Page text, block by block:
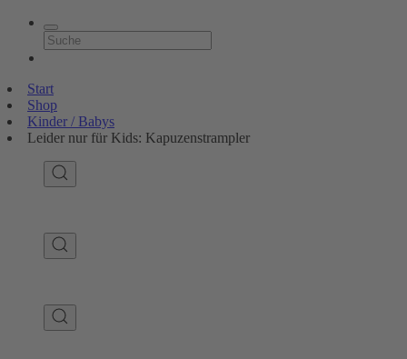
Start
Shop
Kinder / Babys
Leider nur für Kids: Kapuzenstrampler